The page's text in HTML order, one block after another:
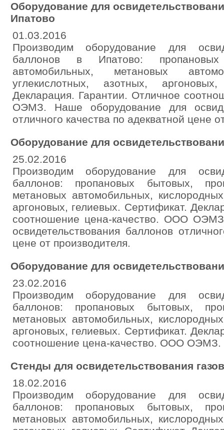
Оборудование для
Ипатово
01.03.2016
Производим оборудование для
баллонов в Ипатово:
автомобильных, метановых
углекислотных, азотных,
Декларация. Гарантии. Отличное
ОЭМЗ. Наше оборудование для
отличного качества по адекватной цене
Оборудование для
25.02.2016
Производим оборудование для
баллонов: пропановых бытовых,
метановых автомобильных,
аргоновых, гелиевых. Сертификат.
соотношение цена-качество. ООО
освидетельствования баллонов
цене от производителя.
Оборудование для
23.02.2016
Производим оборудование для
баллонов: пропановых бытовых,
метановых автомобильных,
аргоновых, гелиевых. Сертификат.
соотношение цена-качество. ООО ОЭМЗ.
Стенды для освидетельствования
18.02.2016
Производим оборудование для
баллонов: пропановых бытовых,
метановых автомобильных,